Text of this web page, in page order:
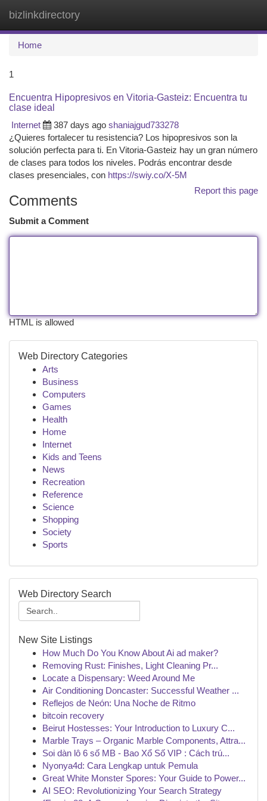
bizlinkdirectory
Home
1
Encuentra Hipopresivos en Vitoria-Gasteiz: Encuentra tu
clase ideal
Internet
387 days ago shaniajgud733278
¿Quieres fortalecer tu resistencia? Los hipopresivos son la
solución perfecta para ti. En Vitoria-Gasteiz hay un gran número
de clases para todos los niveles. Podrás encontrar desde
clases presenciales, con https://swiy.co/X-5M
Report this page
Comments
Submit a Comment
HTML is allowed
Web Directory Categories
Arts
Business
Computers
Games
Health
Home
Internet
Kids and Teens
News
Recreation
Reference
Science
Shopping
Society
Sports
Web Directory Search
New Site Listings
How Much Do You Know About Ai ad maker?
Removing Rust: Finishes, Light Cleaning Pr...
Locate a Dispensary: Weed Around Me
Air Conditioning Doncaster: Successful Weather ...
Reflejos de Neón: Una Noche de Ritmo
bitcoin recovery
Beirut Hostesses: Your Introduction to Luxury C...
Marble Trays – Organic Marble Components, Attra...
Soi dàn lô 6 số MB - Bao Xổ Số VIP : Cách trú...
Nyonya4d: Cara Lengkap untuk Pemula
Great White Monster Spores: Your Guide to Power...
AI SEO: Revolutionizing Your Search Strategy